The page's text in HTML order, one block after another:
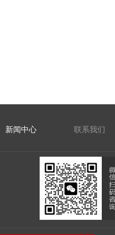
新闻中心 联系我们